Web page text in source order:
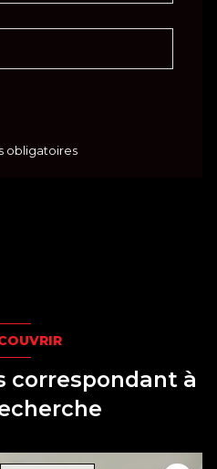
obligatoires
correspondant à